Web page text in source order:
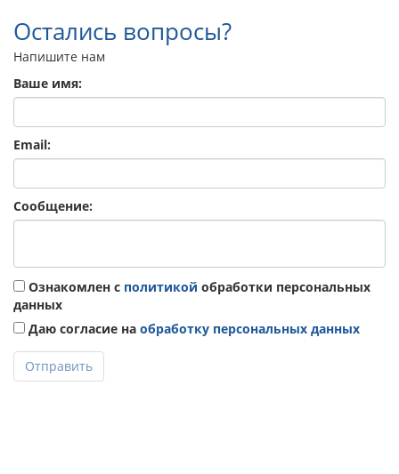
Остались вопросы?
Напишите нам
Ваше имя:
Email:
Сообщение:
Ознакомлен с политикой обработки персональных
данных
Даю согласие на обработку персональных данных
Отправить